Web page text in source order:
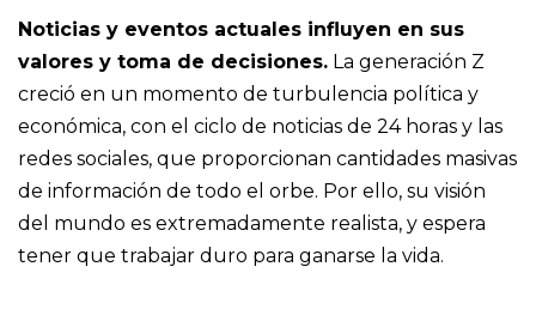
Noticias y eventos actuales influyen en sus
valores y toma de decisiones. La generación Z
creció en un momento de turbulencia política y
económica, con el ciclo de noticias de 24 horas y las
redes sociales, que proporcionan cantidades masivas
de información de todo el orbe. Por ello, su visión
del mundo es extremadamente realista, y espera
tener que trabajar duro para ganarse la vida.